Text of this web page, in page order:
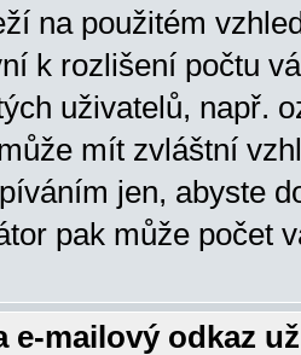
na použitém
k rozlišení počtu
uživatelů, např.
mít zvláštní
jen, abyste
pak může počet
e-mailový odkaz